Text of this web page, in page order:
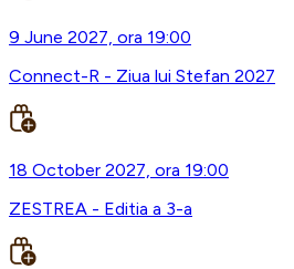
9 June 2027, ora 19:00
Connect-R - Ziua lui Stefan 2027
18 October 2027, ora 19:00
ZESTREA - Editia a 3-a